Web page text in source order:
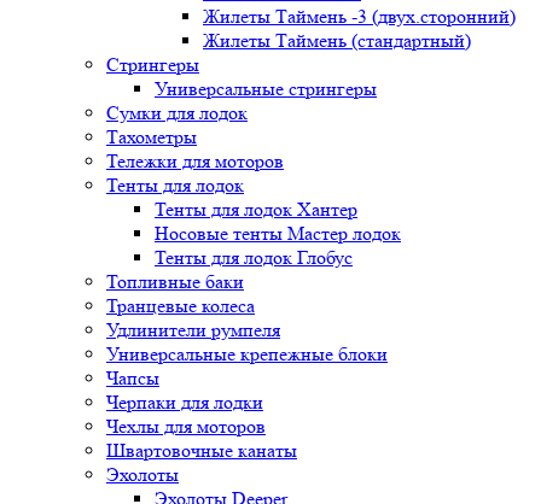
Жилеты Таймень -3 (двух.сторонний)
Жилеты Таймень (стандартный)
Стрингеры
Универсальные стрингеры
Сумки для лодок
Тахометры
Тележки для моторов
Тенты для лодок
Тенты для лодок Хантер
Носовые тенты Мастер лодок
Тенты для лодок Глобус
Топливные баки
Транцевые колеса
Удлинители румпеля
Универсальные крепежные блоки
Чапсы
Черпаки для лодки
Чехлы для моторов
Швартовочные канаты
Эхолоты
Эхолоты Deeper